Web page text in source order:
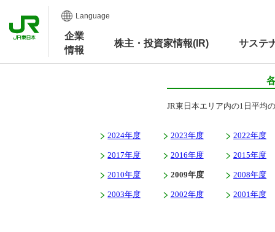
Language
企業
情報
株主・投資家情報(IR) サステ
JR東日本エリア内の1日平均
2024年度 2023年度 2022年度
2017年度 2016年度 2015年度
2010年度 2009年度 2008年度
2003年度 2002年度 2001年度